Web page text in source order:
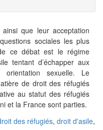
que leur acceptation
sociales les plus
ce débat est le régime
tentant d’échapper aux
sexuelle. Le
de droit des réfugiés
au statut des réfugiés
et la France sont parties.
des réfugiés, droit d'asile,